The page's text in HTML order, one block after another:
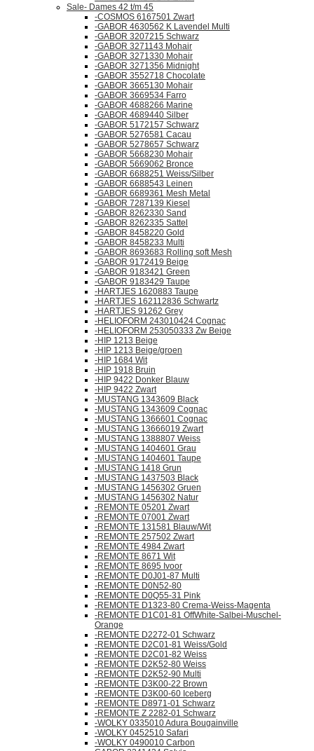
Sale- Dames 42 t/m 45
-COSMOS 6167501 Zwart
-GABOR 4630562 K Lavendel Multi
-GABOR 3207215 Schwarz
-GABOR 3271143 Mohair
-GABOR 3271330 Mohair
-GABOR 3271356 Midnight
-GABOR 3552718 Chocolate
-GABOR 3665130 Mohair
-GABOR 3669534 Farro
-GABOR 4688266 Marine
-GABOR 4689440 Silber
-GABOR 5172157 Schwarz
-GABOR 5276581 Cacau
-GABOR 5278657 Schwarz
-GABOR 5668230 Mohair
-GABOR 5669062 Bronce
-GABOR 6688251 Weiss/Silber
-GABOR 6688543 Leinen
-GABOR 6689361 Mesh Metal
-GABOR 7287139 Kiesel
-GABOR 8262330 Sand
-GABOR 8262335 Sattel
-GABOR 8458220 Gold
-GABOR 8458233 Multi
-GABOR 8693683 Rolling soft Mesh
-GABOR 9172419 Beige
-GABOR 9183421 Green
-GABOR 9183429 Taupe
-HARTJES 1620883 Taupe
-HARTJES 162112836 Schwartz
-HARTJES 91262 Grey
-HELIOFORM 243010424 Cognac
-HELIOFORM 253050333 Zw Beige
-HIP 1213 Beige
-HIP 1213 Beige/groen
-HIP 1684 Wit
-HIP 1918 Bruin
-HIP 9422 Donker Blauw
-HIP 9422 Zwart
-MUSTANG 1343609 Black
-MUSTANG 1343609 Cognac
-MUSTANG 1366601 Cognac
-MUSTANG 13666019 Zwart
-MUSTANG 1388807 Weiss
-MUSTANG 1404601 Grau
-MUSTANG 1404601 Taupe
-MUSTANG 1418 Grun
-MUSTANG 1437503 Black
-MUSTANG 1456302 Gruen
-MUSTANG 1456302 Natur
-REMONTE 05201 Zwart
-REMONTE 07001 Zwart
-REMONTE 131581 Blauw/Wit
-REMONTE 257502 Zwart
-REMONTE 4984 Zwart
-REMONTE 8671 Wit
-REMONTE 8695 Ivoor
-REMONTE D0J01-87 Multi
-REMONTE D0N52-80
-REMONTE D0Q55-31 Pink
-REMONTE D1323-80 Crema-Weiss-Magenta
-REMONTE D1C01-81 OffWhite-Salbei-Muschel-
Orange
-REMONTE D2272-01 Schwarz
-REMONTE D2C01-81 Weiss/Gold
-REMONTE D2C01-82 Weiss
-REMONTE D2K52-80 Weiss
-REMONTE D2K52-90 Multi
-REMONTE D3K00-22 Brown
-REMONTE D3K00-60 Iceberg
-REMONTE D8971-01 Schwarz
-REMONTE Z 2282-01 Schwarz
-WOLKY 0335010 Adura Bougainville
-WOLKY 0452510 Safari
-WOLKY 0490010 Carbon